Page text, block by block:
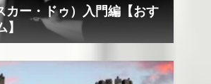
ー・ドゥ）入門編【おす